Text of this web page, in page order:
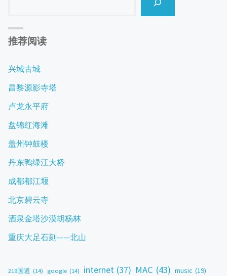
推荐阅读
兴城古城
昌黎源影寺塔
卢龙永平府
盘锦红海滩
盖州钟鼓楼
丹东鸭绿江大桥
成都都江堰
北京碧云寺
酒泉金塔沙漠胡杨林
重庆大足石刻——北山
219国道 (14) google (14) internet (37) MAC (43) music (19)